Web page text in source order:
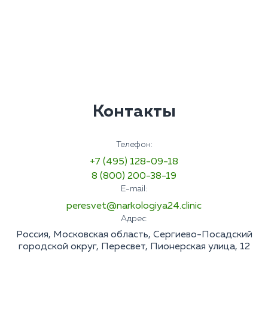
Контакты
Телефон:
+7 (495) 128-09-18
8 (800) 200-38-19
E-mail:
peresvet@narkologiya24.clinic
Адрес:
Россия, Московская область, Сергиево-Посадский
городской округ, Пересвет, Пионерская улица, 12